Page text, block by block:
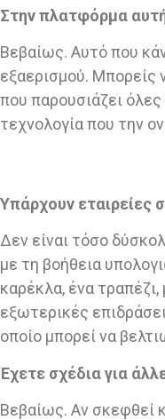
Στην πλατφόρμα
Βεβαίως. Αυτό που
εξαερισμού. Μπορείς
που παρουσιάζει
τεχνολογία που την
Υπάρχουν εταιρείες
Δεν είναι τόσο
με τη βοήθεια
καρέκλα, ένα
εξωτερικές
οποίο μπορεί να
Έχετε σχέδια για
Βεβαίως. Αν σκεφθεί